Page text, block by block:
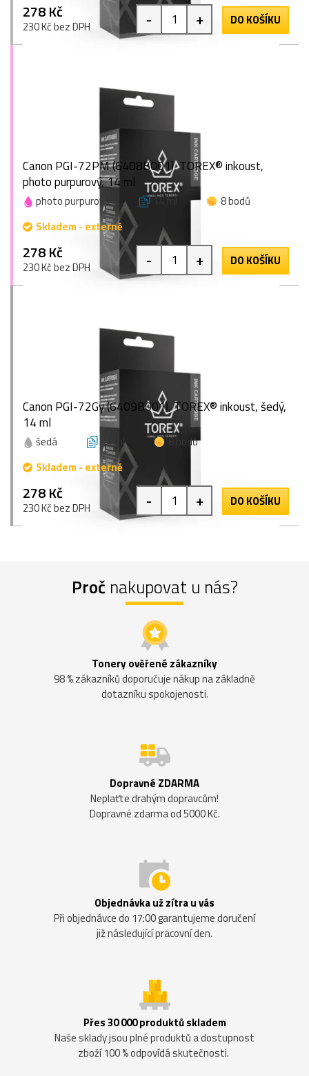
278 Kč
230 Kč bez DPH - + DO KOŠÍKU
Canon PGI-72PM (6408B001), TOREX® inkoust,
photo purpurový, 14 ml
photo purpurová 14 ml
8 bodů
Skladem - externě
278 Kč
230 Kč bez DPH - + DO KOŠÍKU
Canon PGI-72Gy (6409B001), TOREX® inkoust, šedý,
14 ml
šedá 14 ml
8 bodů
Skladem - externě
278 Kč
230 Kč bez DPH - + DO KOŠÍKU
Proč nakupovat u nás?
Tonery ověřené zákazníky
98 % zákazníků doporučuje nákup na základně
dotazníku spokojenosti.
Dopravné ZDARMA
Neplaťte drahým dopravcům!
Dopravné zdarma od 5000 Kč.
Objednávka už zítra u vás
Při objednávce do 17:00 garantujeme doručení
již následující pracovní den.
Přes 30 000 produktů skladem
Naše sklady jsou plné produktů a dostupnost
zboží 100 % odpovídá skutečnosti.